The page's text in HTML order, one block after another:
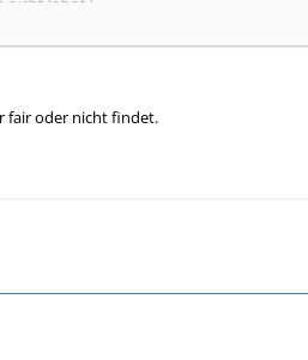
fair oder nicht findet.